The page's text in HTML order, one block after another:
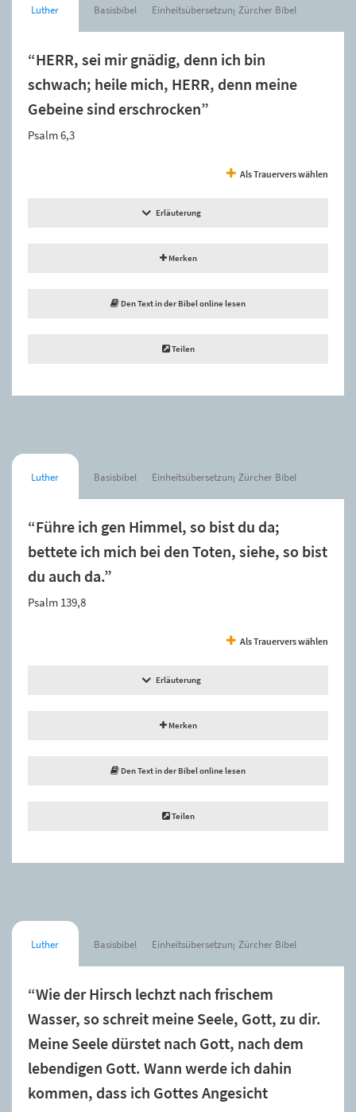
Luther Basisbibel Einheitsübersetzung Zürcher Bibel
“HERR, sei mir gnädig, denn ich bin
schwach; heile mich, HERR, denn meine
Gebeine sind erschrocken”
Psalm 6,3
Als Trauervers wählen
Erläuterung
Merken
Den Text in der Bibel online lesen
Teilen
Luther Basisbibel Einheitsübersetzung Zürcher Bibel
“Führe ich gen Himmel, so bist du da;
bettete ich mich bei den Toten, siehe, so bist
du auch da.”
Psalm 139,8
Als Trauervers wählen
Erläuterung
Merken
Den Text in der Bibel online lesen
Teilen
Luther Basisbibel Einheitsübersetzung Zürcher Bibel
“Wie der Hirsch lechzt nach frischem
Wasser, so schreit meine Seele, Gott, zu dir.
Meine Seele dürstet nach Gott, nach dem
lebendigen Gott. Wann werde ich dahin
kommen, dass ich Gottes Angesicht